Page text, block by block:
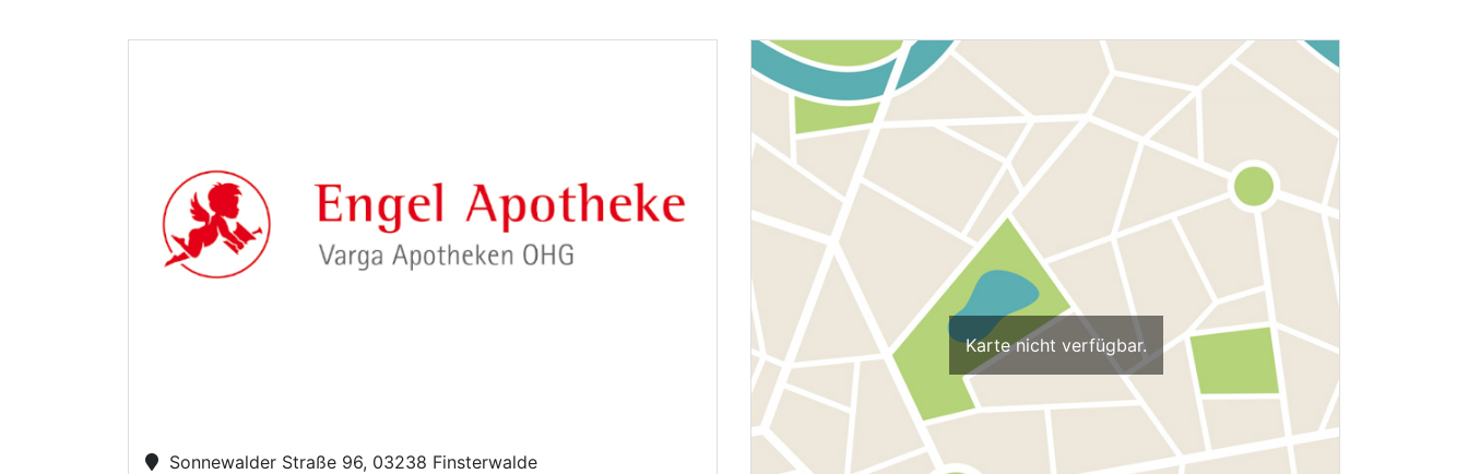
Sonnewalder Straße 96, 03238 Finsterwalde
Karte nicht verfügbar.